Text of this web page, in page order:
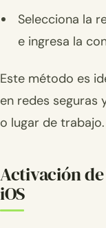
Selecciona la
e ingresa la
Este método es
en redes seguras
o lugar de trabajo.
Activación
iOS